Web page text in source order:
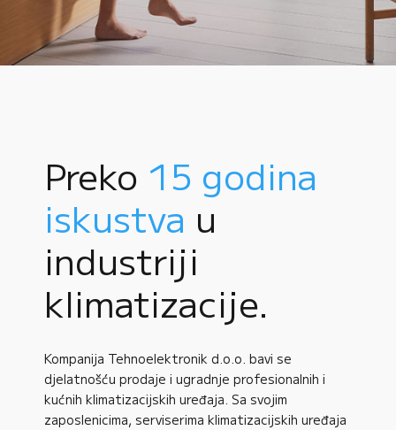
Preko 15 godina
iskustva u
industriji
klimatizacije.
Kompanija Tehnoelektronik d.o.o. bavi se
djelatnošću prodaje i ugradnje profesionalnih i
kućnih klimatizacijskih uređaja. Sa svojim
zaposlenicima, serviserima klimatizacijskih uređaja